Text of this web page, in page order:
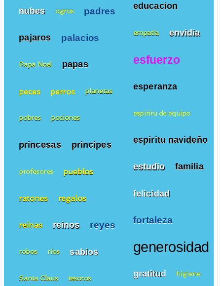
educacion
empatía envidia
esfuerzo
esperanza
espiritu de equipo
espiritu navideño
estudio familia
felicidad
fortaleza
generosidad
gratitud higiene
nubes ogros padres
pajaros palacios
Papa Noel papas
peces perros planetas
pobres pociones
princesas principes
profesores pueblos
ratones regalos
reinas reinos reyes
robos ríos sabios
Santa Claus tesoros